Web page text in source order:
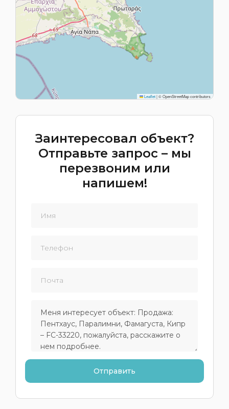
Leaflet|© OpenStreetMap contributors
Заинтересовал объект?
Отправьте запрос – мы
перезвоним или
напишем!